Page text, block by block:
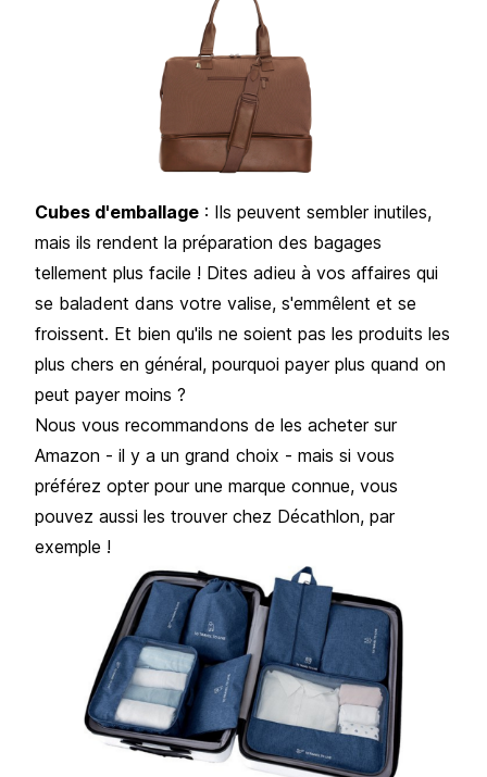
Cubes d'emballage : Ils peuvent sembler inutiles,
mais ils rendent la préparation des bagages
tellement plus facile ! Dites adieu à vos affaires qui
se baladent dans votre valise, s'emmêlent et se
froissent. Et bien qu'ils ne soient pas les produits les
plus chers en général, pourquoi payer plus quand on
peut payer moins ?
Nous vous recommandons de les acheter sur
Amazon - il y a un grand choix - mais si vous
préférez opter pour une marque connue, vous
pouvez aussi les trouver chez Décathlon, par
exemple !